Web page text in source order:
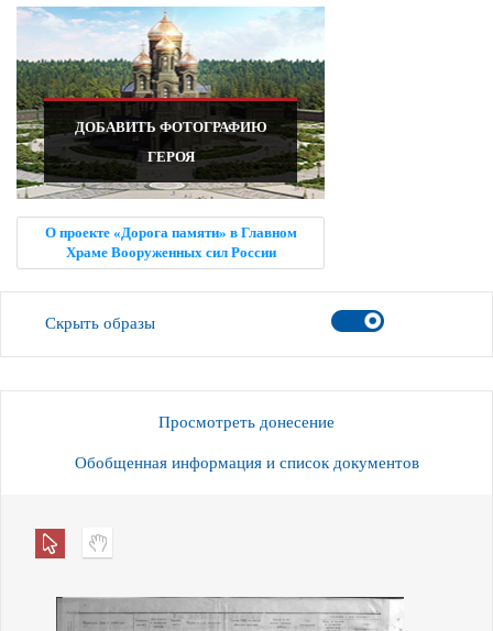
ДОБАВИТЬ ФОТОГРАФИЮ
ГЕРОЯ
О проекте «Дорога памяти» в Главном
Храме Вооруженных сил России
Скрыть образы
Просмотреть донесение
Обобщенная информация и список документов